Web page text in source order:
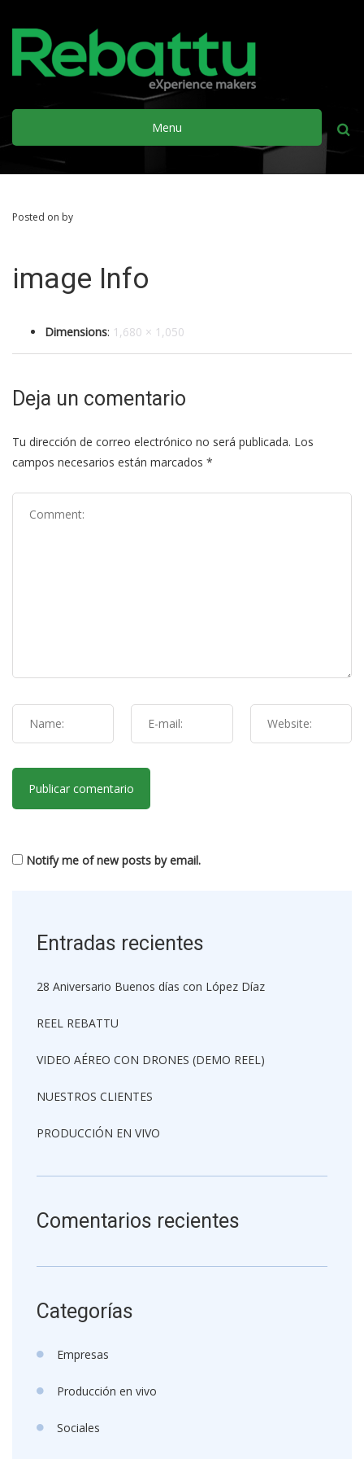
Menu
Posted on by
image Info
Dimensions: 1,680 × 1,050
Deja un comentario
Tu dirección de correo electrónico no será publicada. Los
campos necesarios están marcados *
Notify me of new posts by email.
Entradas recientes
28 Aniversario Buenos días con López Díaz
REEL REBATTU
VIDEO AÉREO CON DRONES (DEMO REEL)
NUESTROS CLIENTES
PRODUCCIÓN EN VIVO
Comentarios recientes
Categorías
Empresas
Producción en vivo
Sociales